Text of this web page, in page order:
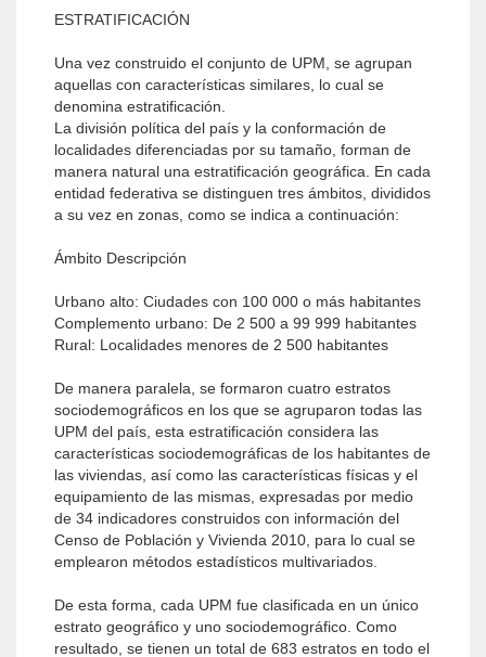
ESTRATIFICACIÓN
Una vez construido el conjunto de UPM, se agrupan
aquellas con características similares, lo cual se
denomina estratificación.
La división política del país y la conformación de
localidades diferenciadas por su tamaño, forman de
manera natural una estratificación geográfica. En cada
entidad federativa se distinguen tres ámbitos, divididos
a su vez en zonas, como se indica a continuación:
Ámbito Descripción
Urbano alto: Ciudades con 100 000 o más habitantes
Complemento urbano: De 2 500 a 99 999 habitantes
Rural: Localidades menores de 2 500 habitantes
De manera paralela, se formaron cuatro estratos
sociodemográficos en los que se agruparon todas las
UPM del país, esta estratificación considera las
características sociodemográficas de los habitantes de
las viviendas, así como las características físicas y el
equipamiento de las mismas, expresadas por medio
de 34 indicadores construidos con información del
Censo de Población y Vivienda 2010, para lo cual se
emplearon métodos estadísticos multivariados.
De esta forma, cada UPM fue clasificada en un único
estrato geográfico y uno sociodemográfico. Como
resultado, se tienen un total de 683 estratos en todo el